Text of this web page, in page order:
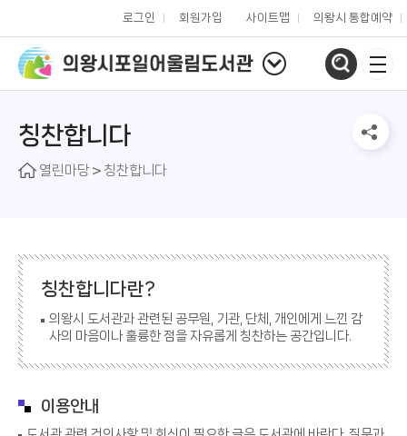
로그인 회원가입 사이트맵 의왕시 통합예약
칭찬합니다
열린마당 칭찬합니다
칭찬합니다란?
의왕시 도서관과 관련된 공무원, 기관, 단체, 개인에게 느낀 감
사의 마음이나 훌륭한 점을 자유롭게 칭찬하는 공간입니다.
이용안내